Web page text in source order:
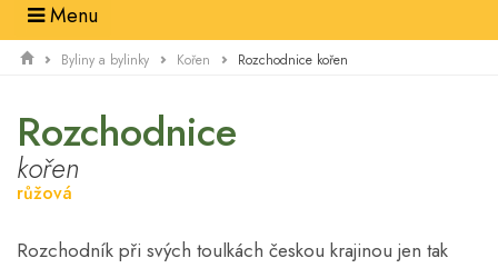
Menu
Byliny a bylinky Kořen Rozchodnice kořen
Rozchodnice
kořen
růžová
Rozchodník při svých toulkách českou krajinou jen tak